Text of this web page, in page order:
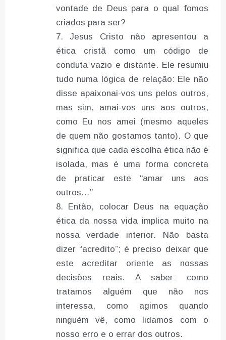
vontade de Deus para o qual fomos
criados para ser?
Jesus Cristo não apresentou a
ética cristã como um código de
conduta vazio e distante. Ele resumiu
tudo numa lógica de relação: Ele não
disse apaixonai-vos uns pelos outros,
mas sim, amai-vos uns aos outros,
como Eu nos amei (mesmo aqueles
de quem não gostamos tanto). O que
significa que cada escolha ética não é
isolada, mas é uma forma concreta
de praticar este “amar uns aos
outros…”
Então, colocar Deus na equação
ética da nossa vida implica muito na
nossa verdade interior. Não basta
dizer “acredito”; é preciso deixar que
este acreditar oriente as nossas
decisões reais. A saber: como
tratamos alguém que não nos
interessa, como agimos quando
ninguém vê, como lidamos com o
nosso erro e o errar dos outros.